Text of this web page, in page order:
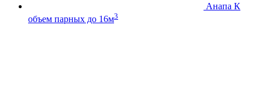
Анапа К
объем парных до 16м3